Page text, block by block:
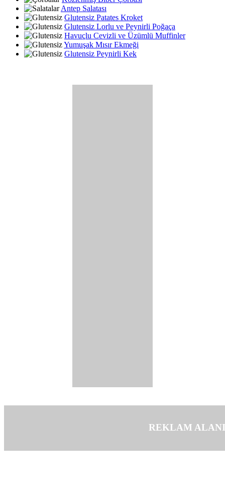
Antep Salatası
Glutensiz Patates Kroket
Glutensiz Lorlu ve Peynirli Poğaça
Havuçlu Cevizli ve Üzümlü Muffinler
Yumuşak Mısır Ekmeği
Glutensiz Peynirli Kek
REKLAM ALANI